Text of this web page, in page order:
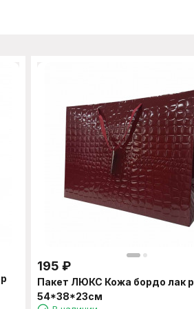
195 ₽
Пакет ЛЮКС Кожа бордо лак
54*38*23см